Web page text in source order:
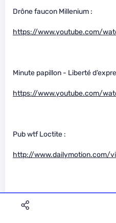
Drône faucon Millenium :
https://www.youtube.com/
Minute papillon - Liberté
https://www.youtube.com/
Pub wtf Loctite :
http://www.dailymotion.com/
The wasting battle :